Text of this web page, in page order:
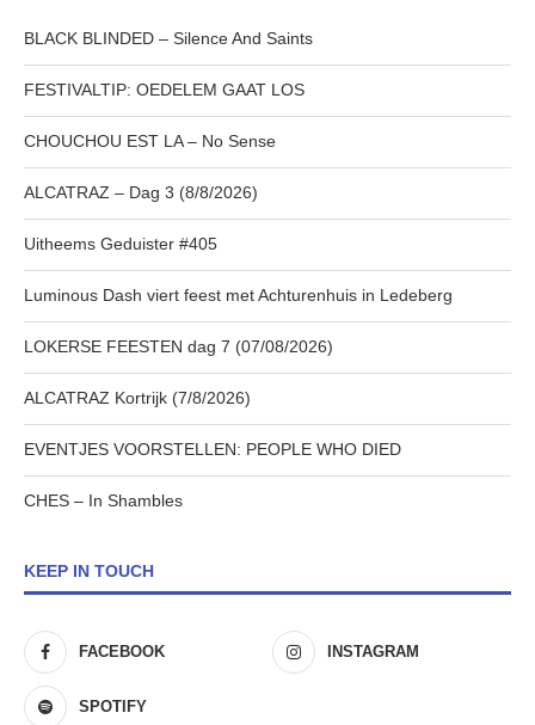
BLACK BLINDED – Silence And Saints
FESTIVALTIP: OEDELEM GAAT LOS
CHOUCHOU EST LA – No Sense
ALCATRAZ – Dag 3 (8/8/2026)
Uitheems Geduister #405
Luminous Dash viert feest met Achturenhuis in Ledeberg
LOKERSE FEESTEN dag 7 (07/08/2026)
ALCATRAZ Kortrijk (7/8/2026)
EVENTJES VOORSTELLEN: PEOPLE WHO DIED
CHES – In Shambles
KEEP IN TOUCH
FACEBOOK INSTAGRAM
SPOTIFY